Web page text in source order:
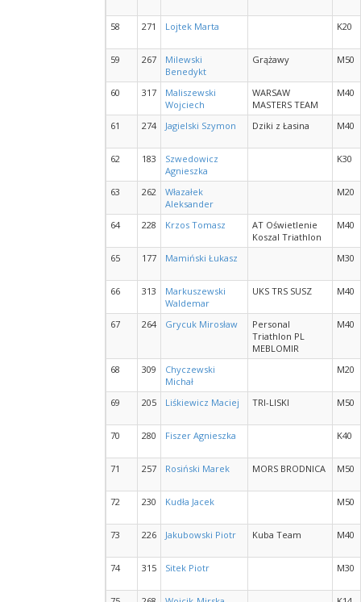
58 271 Lojtek Marta K20
59 267
Milewski
Benedykt
Grążawy M50
60 317
Maliszewski
Wojciech
WARSAW
MASTERS TEAM
M40
61 274 Jagielski Szymon Dziki z Łasina M40
62 183
Szwedowicz
Agnieszka
K30
63 262
Włazałek
Aleksander
M20
64 228 Krzos Tomasz
AT Oświetlenie
Koszal Triathlon
M40
65 177 Mamiński Łukasz M30
66 313
Markuszewski
Waldemar
UKS TRS SUSZ M40
67 264 Grycuk Mirosław
Personal
Triathlon PL
MEBLOMIR
M40
68 309
Chyczewski
Michał
M20
69 205 Liśkiewicz Maciej TRI-LISKI M50
70 280 Fiszer Agnieszka K40
71 257 Rosiński Marek MORS BRODNICA M50
72 230 Kudła Jacek M50
73 226 Jakubowski Piotr Kuba Team M40
74 315 Sitek Piotr M30